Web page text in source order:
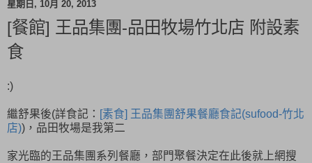
星期日, 10月 20, 2013
[餐館] 王品集團-品田牧場竹北店 附設素
食
:)
繼舒果後(詳食記： [素食] 王品集團舒果餐廳食記(sufood-竹北
店))，品田牧場是我第二
家光臨的王品集團系列餐廳，部門聚餐決定在此後就上網搜